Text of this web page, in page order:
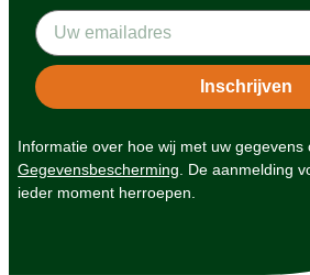
Informatie over hoe wij met uw
Gegevensbescherming . De aanmelding
ieder moment herroepen.